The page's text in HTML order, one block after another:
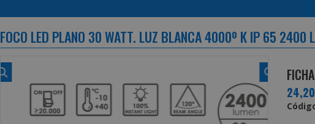
FOCO LED PLANO 30 WATT. LUZ BLANCA 4000º K IP 65 2400